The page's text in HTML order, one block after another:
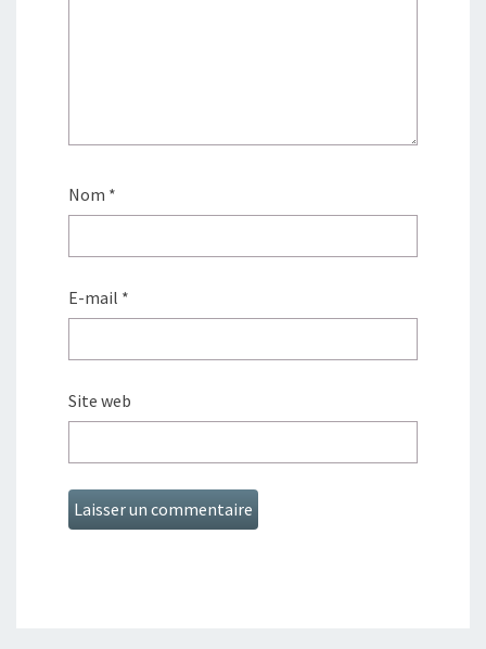
Nom *
E-mail *
Site web